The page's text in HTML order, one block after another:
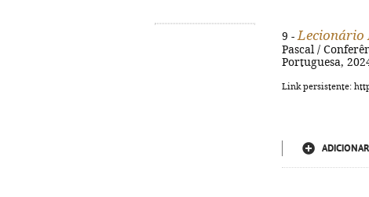
9 - Lecionário
Pascal /
Portuguesa,
Link persistente: